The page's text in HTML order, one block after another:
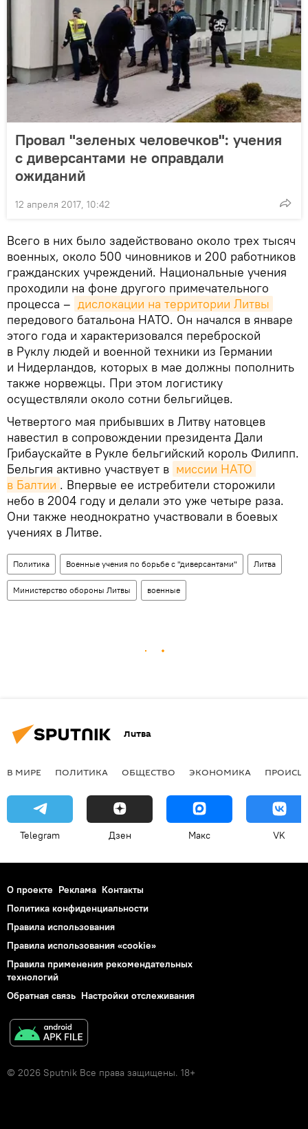
Провал "зеленых человечков": учения
с диверсантами не оправдали
ожиданий
12 апреля 2017, 10:42
Всего в них было задействовано около трех тысяч
военных, около 500 чиновников и 200 работников
гражданских учреждений. Национальные учения
проходили на фоне другого примечательного
процесса – дислокации на территории Литвы
передового батальона НАТО. Он начался в январе
этого года и характеризовался переброской
в Руклу людей и военной техники из Германии
и Нидерландов, которых в мае должны пополнить
также норвежцы. При этом логистику
осуществляли около сотни бельгийцев.
Четвертого мая прибывших в Литву натовцев
навестил в сопровождении президента Дали
Грибаускайте в Рукле бельгийский король Филипп.
Бельгия активно участвует в миссии НАТО
в Балтии . Впервые ее истребители сторожили
небо в 2004 году и делали это уже четыре раза.
Они также неоднократно участвовали в боевых
учениях в Литве.
Политика Военные учения по борьбе с "диверсантами" Литва
Министерство обороны Литвы военные
Литва
В МИРЕ ПОЛИТИКА ОБЩЕСТВО ЭКОНОМИКА
Telegram Дзен Макс VK
О проекте Реклама Контакты
Политика конфиденциальности
Правила использования
Правила использования «cookie»
Правила применения рекомендательных
технологий
Обратная связь Настройки отслеживания
© 2026 Sputnik Все права защищены. 18+